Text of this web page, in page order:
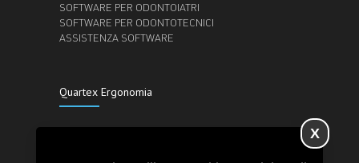
SOFTWARE PER ODONTOIATRI
SOFTWARE PER ODONTOTECNICI
ASSISTENZA SOFTWARE
Quartex Ergonomia
X